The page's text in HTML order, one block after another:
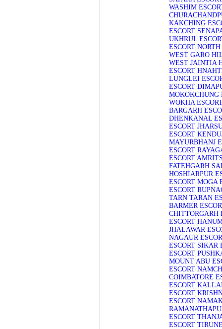
WASHIM
KAKCHING
ESCORT
UKHRUL
ESCORT
WEST GARO
WEST JAINTIA
ESCORT
LUNGLEI
ESCORT
MOKOKCHUNG
WOKHA
BARGARH
DHENKANAL
ESCORT
ESCORT
MAYURBHANJ
ESCORT
ESCORT
FATEHGARH
HOSHIARPUR
ESCORT MOGA
ESCORT
TARN TARAN
BARMER
CHITTORGARH
ESCORT
JHALAWAR
NAGAUR
ESCORT SIKAR
ESCORT
MOUNT ABU
ESCORT
COIMBATORE
ESCORT
ESCORT
ESCORT
ESCORT
ESCORT